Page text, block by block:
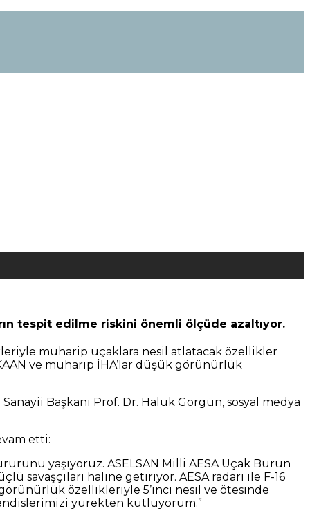
tespit edilme riskini önemli ölçüde azaltıyor.
muharip uçaklara nesil atlatacak özellikler
ve muharip İHA’lar düşük görünürlük
Başkanı Prof. Dr. Haluk Görgün, sosyal medya
etti:
yaşıyoruz. ASELSAN Milli AESA Uçak Burun
savaşçıları haline getiriyor. AESA radarı ile F-16
özellikleriyle 5’inci nesil ve ötesinde
yürekten kutluyorum.”